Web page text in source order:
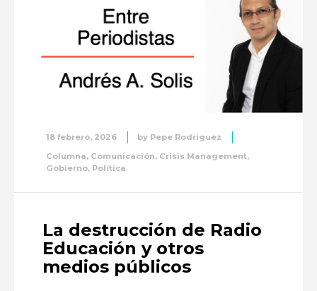
18 febrero, 2026 by Pepe Rodriguez
Columna, Comunicación, Crisis Management,
Gobierno, Política
La destrucción de Radio
Educación y otros
medios públicos